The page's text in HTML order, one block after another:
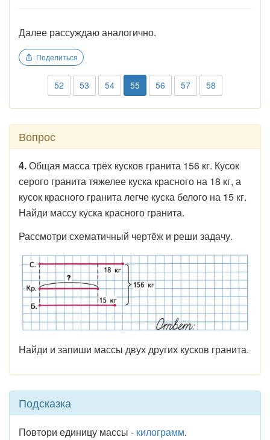
Далее рассуждаю аналогично.
Поделиться
52 53 54 55 56 57 58
Вопрос
4.Общая масса трёх кусков гранита 156 кг. Кусок
серого гранита тяжелее куска красного на 18 кг, а
кусок красного гранита легче куска белого на 15 кг.
Найди массу куска красного гранита.
Рассмотри схематичный чертёж и реши задачу.
Найди и запиши массы двух других кусков гранита.
Подсказка
Повтори единицу массы - килограмм.